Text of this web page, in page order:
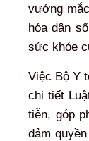
vướng
hóa dân
sức khỏe
Việc Bộ Y
chi tiết
tiễn, góp
đảm